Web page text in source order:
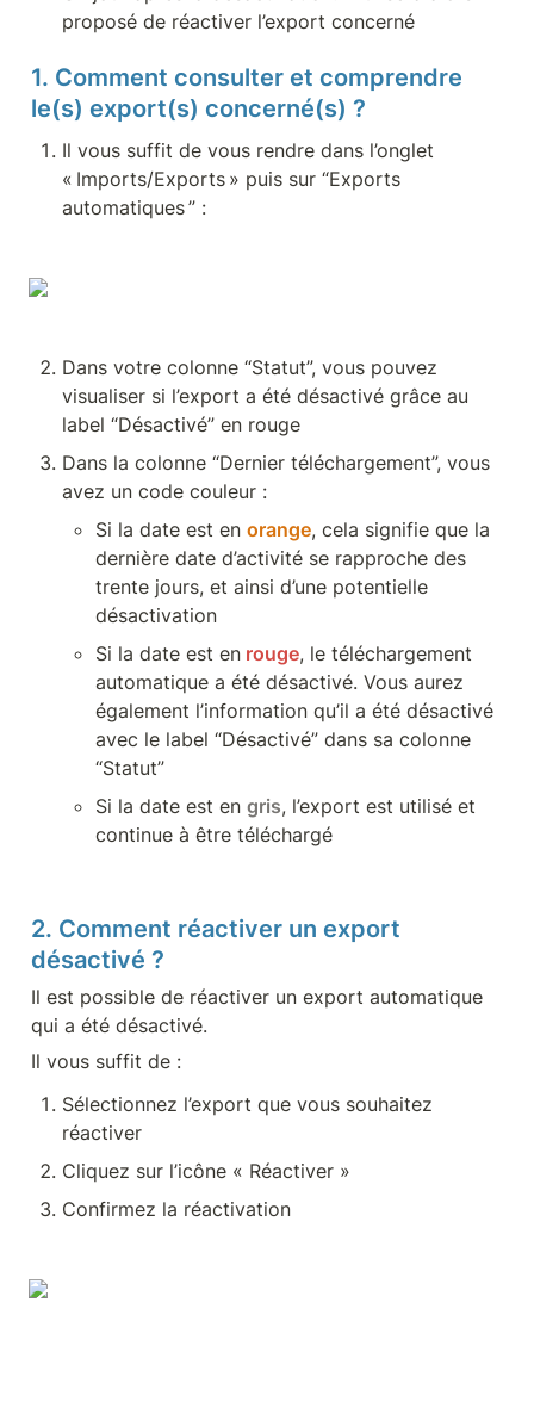
proposé de réactiver l’export concerné
1. Comment consulter et comprendre
le(s) export(s) concerné(s) ?
Il vous suffit de vous rendre dans l’onglet
« Imports/Exports » puis sur “Exports
automatiques ” :
Dans votre colonne “Statut”, vous pouvez
visualiser si l’export a été désactivé grâce au
label “Désactivé” en rouge
Dans la colonne “Dernier téléchargement”, vous
avez un code couleur :
Si la date est en orange, cela signifie que la
dernière date d’activité se rapproche des
trente jours, et ainsi d’une potentielle
désactivation
Si la date est en rouge, le téléchargement
automatique a été désactivé. Vous aurez
également l’information qu’il a été désactivé
avec le label “Désactivé” dans sa colonne
“Statut”
Si la date est en gris, l’export est utilisé et
continue à être téléchargé
2. Comment réactiver un export
désactivé ?
Il est possible de réactiver un export automatique
qui a été désactivé.
Il vous suffit de :
Sélectionnez l’export que vous souhaitez
réactiver
Cliquez sur l’icône « Réactiver »
Confirmez la réactivation